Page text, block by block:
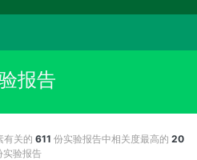
报告
有关的 611 份实验报告中相关度最高的 20
实验报告